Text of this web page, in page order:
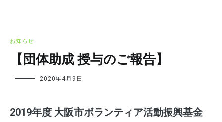
お知らせ
【団体助成 授与のご報告】
2020年4月9日
2019年度 大阪市ボランティア活動振興基金